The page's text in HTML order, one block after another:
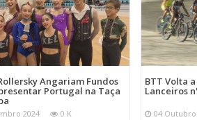
Angariam Fundos
Portugal na Taça
2024 0 K
BTT Volta
Lanceiros
04 Outubro